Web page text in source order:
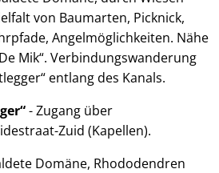
von Baumarten, Picknick,
Angelmöglichkeiten. Nähe
Mik“. Verbindungswanderung
entlang des Kanals.
- Zugang über
Zuid (Kapellen).
Domäne, Rhododendren